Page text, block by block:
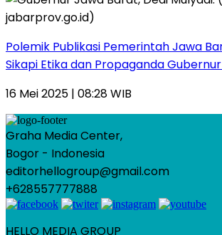
Polemik Publikasi Pemerintah Jawa
Sikapi Etika dan Propaganda
16 Mei 2025 | 08:28 WIB
Graha Media Center,
Bogor - Indonesia
editorhellogroup@gmail.com
+628557777888
HELLO MEDIA GROUP